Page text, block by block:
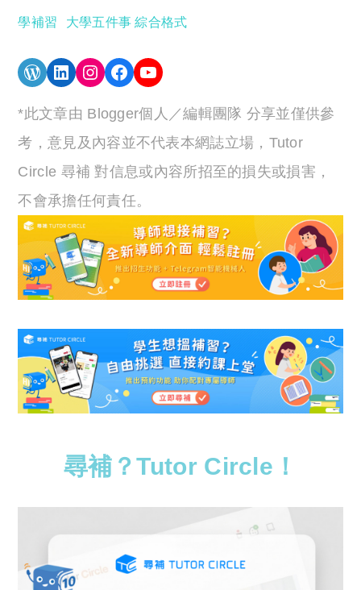
學補習 大學五件事 綜合格式
WordPressLinkedInInstagramFacebook
YouTube
*此文章由 Blogger個人／編輯團隊 分享並僅供參
考，意見及內容並不代表本網誌立場，Tutor
Circle 尋補 對信息或內容所招至的損失或損害，
不會承擔任何責任。
尋補？Tutor Circle！